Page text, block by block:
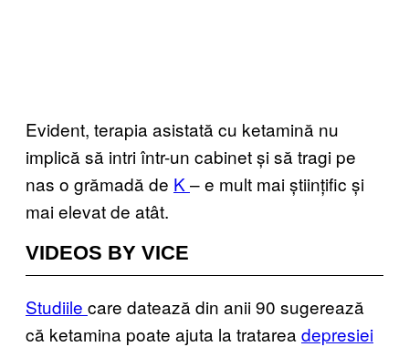
Evident, terapia asistată cu ketamină nu
implică să intri într-un cabinet și să tragi pe
nas o grămadă de K– e mult mai științific și
mai elevat de atât.
VIDEOS BY VICE
Studiile care datează din anii 90 sugerează
că ketamina poate ajuta la tratarea depresiei